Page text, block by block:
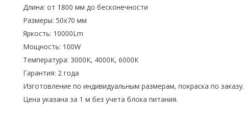
Длина: от 1800 мм до бесконечности
Размеры: 50х70 мм
Яркость: 10000Lm
Мощность: 100W
Температура: 3000К, 4000K, 6000К
Гарантия: 2 года
Изготовление по индивидуальным размерам, покраска по заказу.
Цена указана за 1 м без учета блока питания.